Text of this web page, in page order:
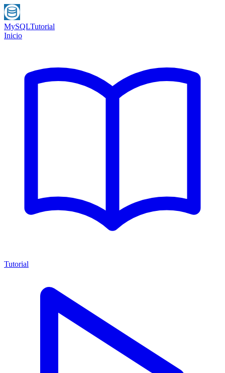
MySQLTutorial
Inicio
Tutorial